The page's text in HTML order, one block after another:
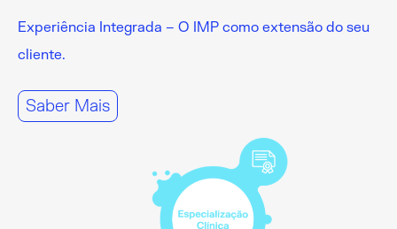
Experiência Integrada – O IMP como extensão do seu
cliente.
Saber Mais